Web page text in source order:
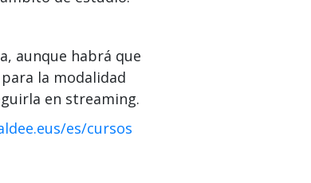
aunque habrá que
la modalidad
en streaming.
es/cursos